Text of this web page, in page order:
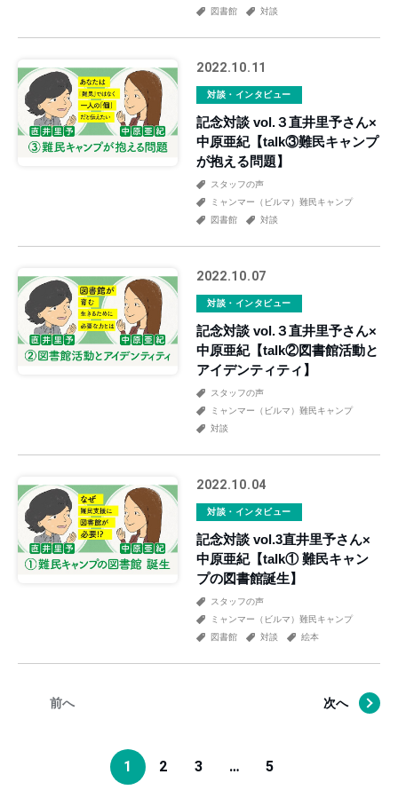
図書館
対談
2022.10.11
対談・インタビュー
記念対談 vol.３直井里予さん×
中原亜紀【talk③難民キャンプ
が抱える問題】
スタッフの声
ミャンマー（ビルマ）難民キャンプ
図書館
対談
2022.10.07
対談・インタビュー
記念対談 vol.３直井里予さん×
中原亜紀【talk②図書館活動と
アイデンティティ】
スタッフの声
ミャンマー（ビルマ）難民キャンプ
対談
2022.10.04
対談・インタビュー
記念対談 vol.3直井里予さん×
中原亜紀【talk① 難民キャン
プの図書館誕生】
スタッフの声
ミャンマー（ビルマ）難民キャンプ
図書館
対談 絵本
前へ
1 2 3 … 5
次へ